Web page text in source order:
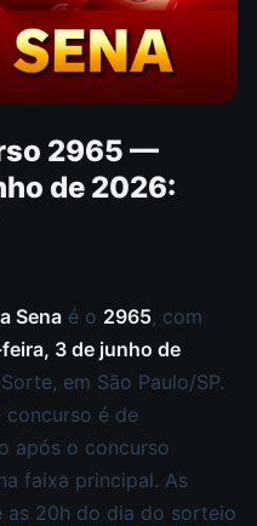
2965 —
de 2026:
Sena é o 2965, com
3 de junho de
em São Paulo/SP.
concurso é de
após o concurso
faixa principal. As
as 20h do dia do sorteio